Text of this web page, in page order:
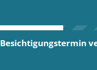
Besichtigungstermin